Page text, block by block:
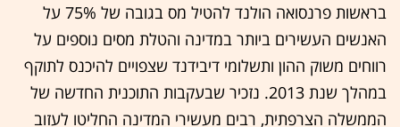
בראשות פרנסואה הולנד להטיל מס בגובה של 75% על
האנשים העשירים ביותר במדינה והטלת מסים נוספים על
רווחים משוק ההון ותשלומי דיבידנד שצפויים להיכנס לתוקף
במהלך שנת 2013. נזכיר שבעקבות התוכנית החדשה של
הממשלה הצרפתית, רבים מעשירי המדינה החליטו לעזוב